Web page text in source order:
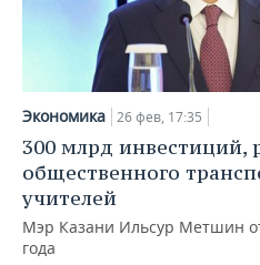
Экономика 26 фев, 17:35
300 млрд инвестиций,
общественного
учителей
Мэр Казани Ильсур Метшин
года